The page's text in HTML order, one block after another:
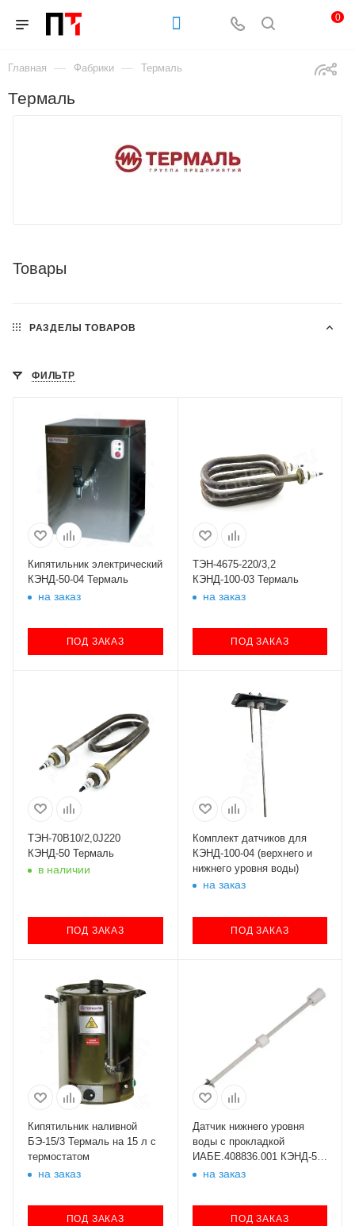
0
Главная — Фабрики — Термаль
Термаль
Товары
РАЗДЕЛЫ ТОВАРОВ
ФИЛЬТР
Кипятильник электрический
КЭНД-50-04 Термаль
на заказ
ПОД ЗАКАЗ
ТЭН-4675-220/3,2
КЭНД-100-03 Термаль
на заказ
ПОД ЗАКАЗ
ТЭН-70В10/2,0J220
КЭНД-50 Термаль
в наличии
ПОД ЗАКАЗ
Комплект датчиков для
КЭНД-100-04 (верхнего и
нижнего уровня воды)
на заказ
ПОД ЗАКАЗ
Кипятильник наливной
БЭ-15/3 Термаль на 15 л с
термостатом
на заказ
ПОД ЗАКАЗ
Датчик нижнего уровня
воды с прокладкой
ИАБЕ.408836.001 КЭНД-50-
03, 100-03
на заказ
ПОД ЗАКАЗ